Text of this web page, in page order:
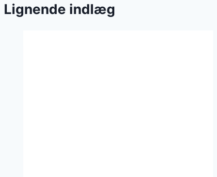
Lignende indlæg